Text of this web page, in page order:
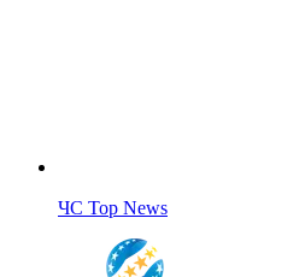
ЧС Top News